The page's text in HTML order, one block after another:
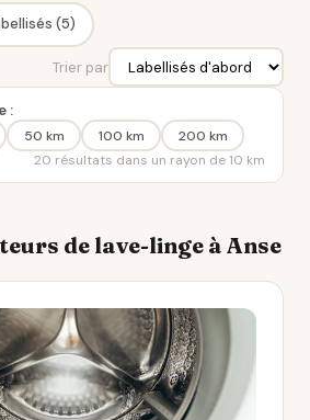
(5)
Trier par
:
50 km 100 km
200 km
20 résultats dans un rayon de 10 km
de lave-linge à Anse